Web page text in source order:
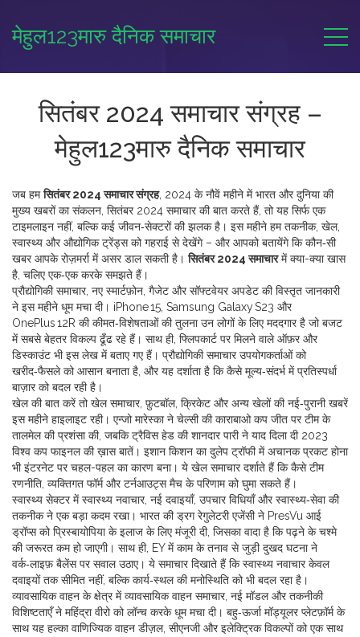
मेहुल123मारु दैनिक समाचार
सितंबर 2024 समाचार संग्रह –
मेहुल123मारु दैनिक समाचार
जब हमसितंबर 2024 समाचार संग्रह, 2024 के नौवें महीने में भारत और दुनिया की
मुख्य खबरों का संकलन सितंबर 2024 समाचारकी बात करते हैं, तो यह सिर्फ एक
टाइमलाइन नहीं, बल्कि कई जीवन‑सेक्टरों की झलक है। इस महीने हम तकनीक, खेल,
स्वास्थ्य और औद्योगिक ट्रेंड्स को गहराई से देखेंगे – और आपको बतायेंगे कि कौन‑सी
खबर आपके रोज़मर्रा में असर डाल सकती है।सितंबर 2024 समाचारमें क्या-क्या खास
है, चलिए एक‑एक करके समझते हैं।
प्रौद्योगिकी समाचार, नए स्मार्टफ़ोन, गैजेट और सॉफ्टवेयर अपडेट की विस्तृत जानकारी
ने इस महीने धूम मचा दी। iPhone 15, Samsung Galaxy S23 और
OnePlus 12R की कीमत‑विशेषताओं की तुलना उन लोगों के लिए मददगार है जो बजट
में सबसे बेहतर विकल्प ढूँढ रहे हैं। साथ ही, फ्लिपकार्ट पर मिलने वाले ऑफ़र और
डिस्काउंट भी इस लेख में बताए गए हैं। प्रौद्योगिकी समाचार उपयोगकर्ताओं को
खरीद‑फैसले को आसान बनाता है, और यह दर्शाता है कि कैसे मूल्य‑संदर्भ में प्रतिस्पर्धा
बाज़ार को बदल रही है।
खेल की बात करें तोखेल समाचार, फ़ुटबॉल, क्रिकेट और अन्य खेलों की नई‑पुरानी खबरें
इस महीने हाइलाइट रही। एन्जो मारेस्का ने चेल्सी की काराबाओ कप जीत पर टीम के
तालमेल की प्रशंसा की, जबकि ट्रैविस हेड की शानदार पारी ने याद दिला दी 2023
विश्व कप फाइनल की ख़ास बातें। इशान किशन का दुलेप ट्रॉफी में अचानक प्रकट होना
भी इंटरनेट पर चहल-पहल का कारण बना। ये खेल समाचार दर्शाते हैं कि कैसे टीम
रणनीति, व्यक्तिगत फॉर्म और टर्नआउट्स मैच के परिणाम को घुमा सकते हैं।
स्वास्थ्य सेक्टर मेंस्वास्थ्य नवाचार, नई दवाइयाँ, उपचार विधियाँ और स्वास्थ्य‑सेवा की
तकनीकने एक बड़ा कदम रखा। भारत की ड्रग रेगुलेटरी एजेंसी ने PresVu आई
ड्रॉप्स को प्रिस्बायोपिया के इलाज के लिए मंजूरी दी, जिसका वादा है कि पढ़ने के चश्मे
की जरूरत कम हो जाएगी। साथ ही, EY में काम के तनाव से जुड़ी दुखद घटना ने
वर्क‑लाइफ़ बैलेंस पर सवाल उठाए। ये समाचार दिखाते हैं कि स्वास्थ्य नवाचार केवल
दवाइयों तक सीमित नहीं, बल्कि कार्य‑स्थल की मनोस्थिति को भी बदल रहा है।
व्यावसायिक वाहन के क्षेत्र मेंव्यावसायिक वाहन समाचार, नई मॉडल और तकनीकी
विशिष्टताएँने महिंद्रा वीरो को लॉन्च करके धूम मचा दी। बहु‑ऊर्जा मॉड्यूलर प्लेटफ़ॉर्म के
साथ यह हल्का वाणिज्यिक वाहन डीज़ल, सीएनजी और इलेक्ट्रिक विकल्पों को एक साथ